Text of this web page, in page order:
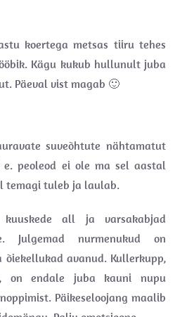
koertega metsas tiiru tehes
Kägu kukub hullunult juba
Päeval vist magab 🙂
suveõhtute nähtamatut
e. peoleod ei ole ma sel aastal
temagi tuleb ja laulab.
kuuskede all ja varsakabjad
Julgemad nurmenukud on
õiekellukad avanud. Kullerkupp,
on endale juba kauni nupu
Päikeseloojang maalib